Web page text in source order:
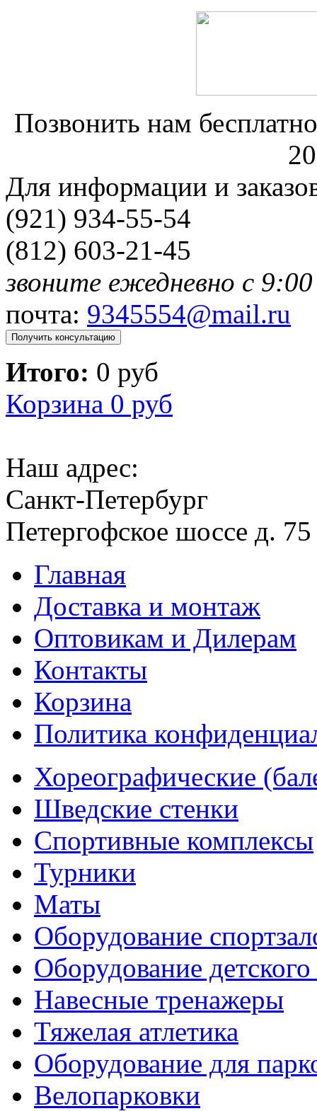
Позвонить нам
Для информации и
(921) 934-55-54
(812) 603-21-45
звоните ежедневно с
почта: 9345554@mail.ru
Получить консультацию
Итого: 0 руб
Корзина 0 руб
Наш адрес:
Санкт-Петербург
Петергофское шоссе д. 75
Главная
Доставка и монтаж
Оптовикам и Дилерам
Контакты
Корзина
Политика
Хореографические
Шведские стенки
Cпортивные комплексы
Турники
Маты
Оборудование
Оборудование детского
Навесные тренажеры
Тяжелая атлетика
Оборудование для
Велопарковки